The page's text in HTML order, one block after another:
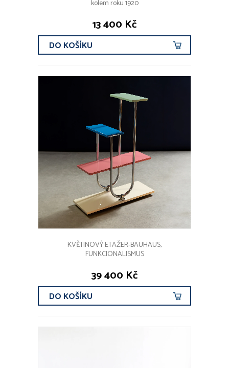
kolem roku 1920
13 400 Kč
DO KOŠÍKU
KVĚTINOVÝ ETAŽER-BAUHAUS,
FUNKCIONALISMUS
39 400 Kč
DO KOŠÍKU